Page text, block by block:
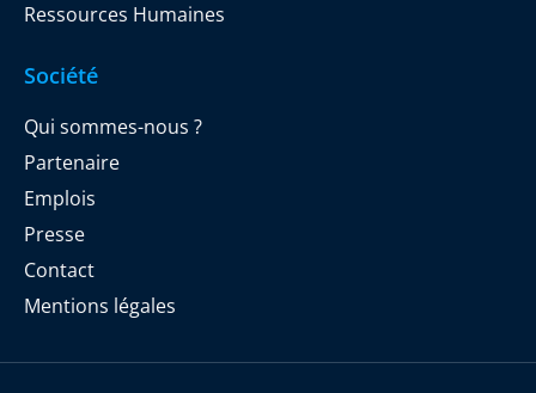
Ressources Humaines
Société
Qui sommes-nous ?
Partenaire
Emplois
Presse
Contact
Mentions légales